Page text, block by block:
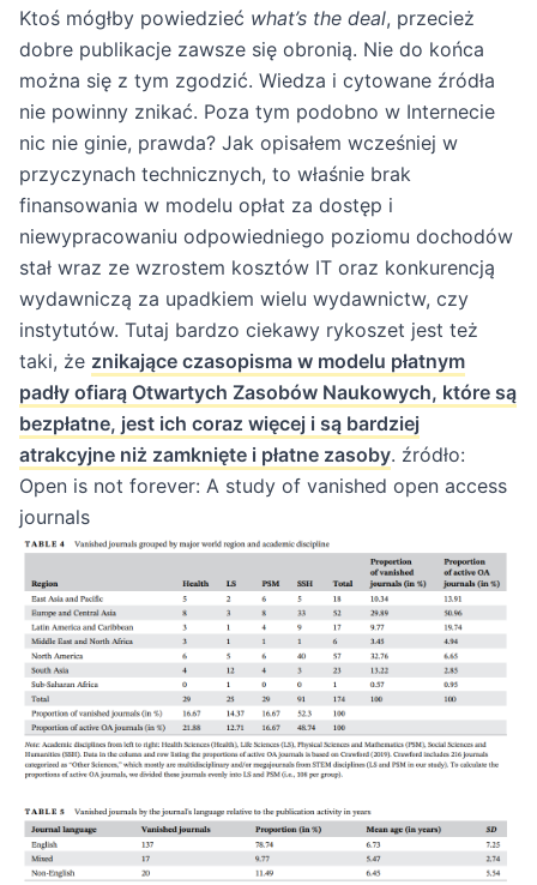
Ktoś mógłby powiedzieć what’s the deal, przecież
dobre publikacje zawsze się obronią. Nie do końca
można się z tym zgodzić. Wiedza i cytowane źródła
nie powinny znikać. Poza tym podobno w Internecie
nic nie ginie, prawda? Jak opisałem wcześniej w
przyczynach technicznych, to właśnie brak
finansowania w modelu opłat za dostęp i
niewypracowaniu odpowiedniego poziomu dochodów
stał wraz ze wzrostem kosztów IT oraz konkurencją
wydawniczą za upadkiem wielu wydawnictw, czy
instytutów. Tutaj bardzo ciekawy rykoszet jest też
taki, że znikające czasopisma w modelu płatnym
padły ofiarą Otwartych Zasobów Naukowych, które są
bezpłatne, jest ich coraz więcej i są bardziej
atrakcyjne niż zamknięte i płatne zasoby. źródło:
Open is not forever: A study of vanished open access
journals